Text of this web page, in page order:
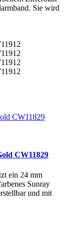
Sie wird
CW11829
ein 24 mm
Sunray
und mit